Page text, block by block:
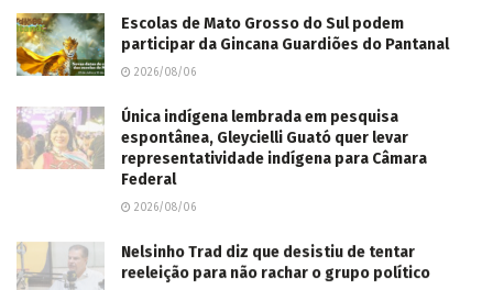
Escolas de Mato Grosso do Sul podem
participar da Gincana Guardiões do Pantanal
2026/08/06
Única indígena lembrada em pesquisa
espontânea, Gleycielli Guató quer levar
representatividade indígena para Câmara
Federal
2026/08/06
Nelsinho Trad diz que desistiu de tentar
reeleição para não rachar o grupo político